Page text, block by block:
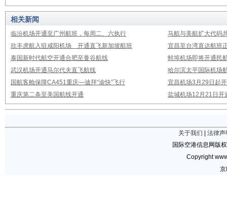
相关新闻
临汾机场开通至广州航班，每周二、六执行
马航与美航扩大代码
欣丰虎航入驻咸阳机场 开通直飞新加坡航班
宜昌至台湾直达航班
泰国新时代航空开通合肥至曼谷航线
蚌埠机场即将开通民
武汉机场开通马尔代夫直飞航线
哈尔滨太平国际机场
国航客舱保障CA451重庆—迪拜“渝快”飞行
宜昌机场3月29日起
重庆第二条至美国航线开通
盐城机场12月21日开
关于我们
法律声
国际空港信息网版
Copyright